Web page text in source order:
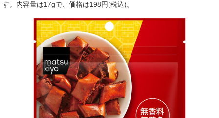
す。内容量は17gで、価格は198円(税込)。